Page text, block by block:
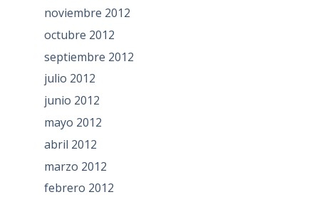
noviembre 2012
octubre 2012
septiembre 2012
julio 2012
junio 2012
mayo 2012
abril 2012
marzo 2012
febrero 2012